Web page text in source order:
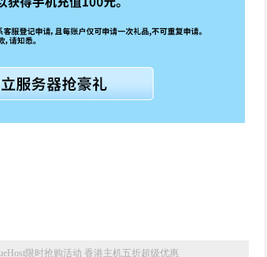
限时抢购活动 香港主机五折超级优惠